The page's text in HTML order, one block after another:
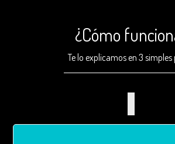
¿Cómo
Te lo explicamos en 3 simples